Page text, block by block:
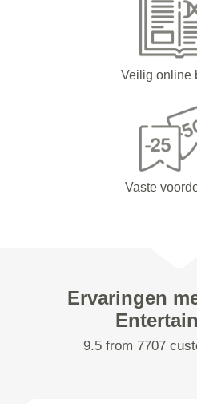
Veilig online
Vaste
Ervaringen
9.5 from 7707